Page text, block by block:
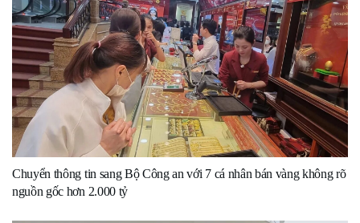
Chuyển thông tin sang Bộ Công an với 7 cá nhân bán vàng không rõ
nguồn gốc hơn 2.000 tỷ